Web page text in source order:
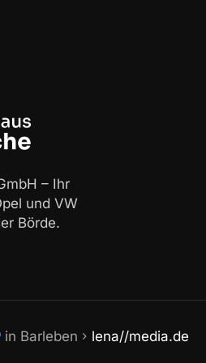
– Ihr
und VW
Börde.
in Barleben lena//media.de